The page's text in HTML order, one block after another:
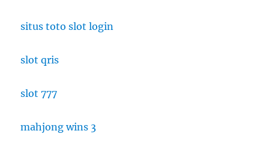
Kenaikan
situs toto slot login
slot qris
slot 777
mahjong wins 3